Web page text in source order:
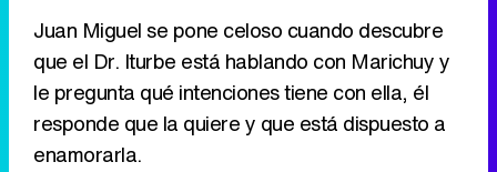
Canción ganadora de Eurovisión 2026: DARA con "Bangaranga" por Bulgaria
Juan Miguel se pone celoso cuando descubre
que el Dr. Iturbe está hablando con Marichuy y
le pregunta qué intenciones tiene con ella, él
responde que la quiere y que está dispuesto a
enamorarla.